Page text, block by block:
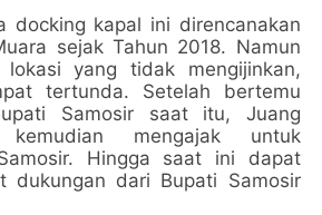
docking kapal ini direncanakan
sejak Tahun 2018. Namun
lokasi yang tidak mengijinkan,
tertunda. Setelah bertemu
Samosir saat itu, Juang
mengajak untuk
Hingga saat ini dapat
dukungan dari Bupati Samosir